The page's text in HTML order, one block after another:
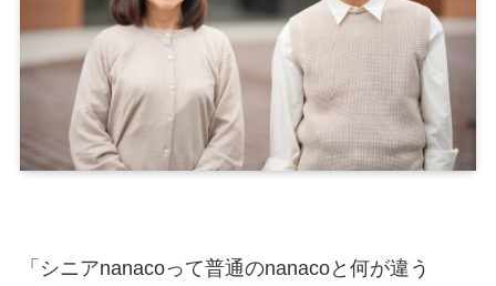
「シニアnanacoって普通のnanacoと何が違う